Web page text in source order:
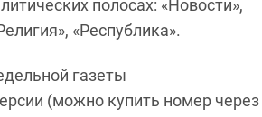
полосах: «Новости»,
«Республика».
газеты
(можно купить номер через